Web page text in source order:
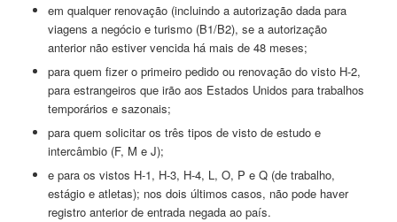
em qualquer renovação (incluindo a autorização dada para
viagens a negócio e turismo (B1/B2), se a autorização
anterior não estiver vencida há mais de 48 meses;
para quem fizer o primeiro pedido ou renovação do visto H-2,
para estrangeiros que irão aos Estados Unidos para trabalhos
temporários e sazonais;
para quem solicitar os três tipos de visto de estudo e
intercâmbio (F, M e J);
e para os vistos H-1, H-3, H-4, L, O, P e Q (de trabalho,
estágio e atletas); nos dois últimos casos, não pode haver
registro anterior de entrada negada ao país.